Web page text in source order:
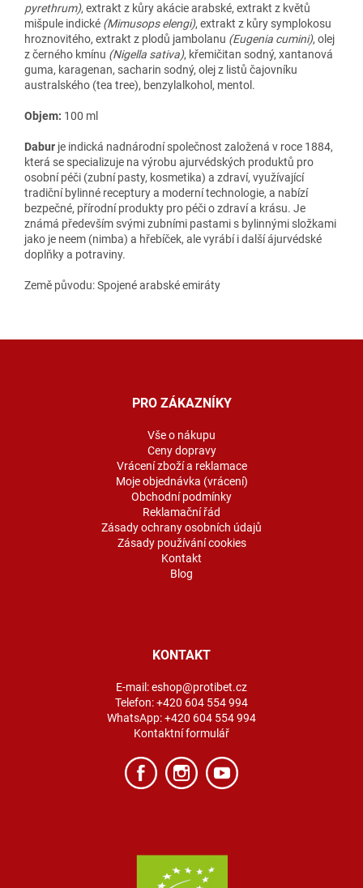
pyrethrum), extrakt z kůry akácie arabské, extrakt z květů
mišpule indické (Mimusops elengi), extrakt z kůry symplokosu
hroznovitého, extrakt z plodů jambolanu (Eugenia cumini), olej
z černého kmínu (Nigella sativa), křemičitan sodný, xantanová
guma, karagenan, sacharin sodný, olej z listů čajovníku
australského (tea tree), benzylalkohol, mentol.
Objem: 100 ml
Dabur je indická nadnárodní společnost založená v roce 1884,
která se specializuje na výrobu ajurvédských produktů pro
osobní péči (zubní pasty, kosmetika) a zdraví, využívající
tradiční bylinné receptury a moderní technologie, a nabízí
bezpečné, přírodní produkty pro péči o zdraví a krásu. Je
známá především svými zubními pastami s bylinnými složkami
jako je neem (nimba) a hřebíček, ale vyrábí i další ájurvédské
doplňky a potraviny.
Země původu: Spojené arabské emiráty
PRO ZÁKAZNÍKY
Vše o nákupu
Ceny dopravy
Vrácení zboží a reklamace
Moje objednávka (vrácení)
Obchodní podmínky
Reklamační řád
Zásady ochrany osobních údajů
Zásady používání cookies
Kontakt
Blog
KONTAKT
E-mail:eshop@protibet.cz
Telefon:+420 604 554 994
WhatsApp:+420 604 554 994
Kontaktní formulář